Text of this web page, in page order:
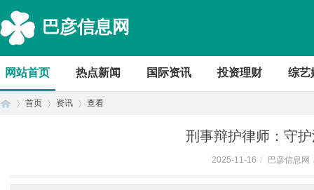
巴彦信息网
网站首页 热点新闻 国际资讯 投资理财 综艺
首页 资讯 查看
刑事辩护律师：守
2025-11-16 / 巴彦信息网